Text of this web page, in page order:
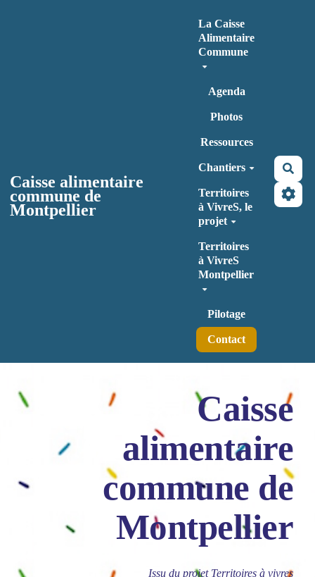
Caisse alimentaire
commune de
Montpellier
La Caisse
Alimentaire
Commune
Agenda
Photos
Ressources
Chantiers
Territoires
à VivreS, le
projet
Territoires
à VivreS
Montpellier
Pilotage
Contact
Caisse
alimentaire
commune de
Montpellier
Issu du projet Territoires à vivres